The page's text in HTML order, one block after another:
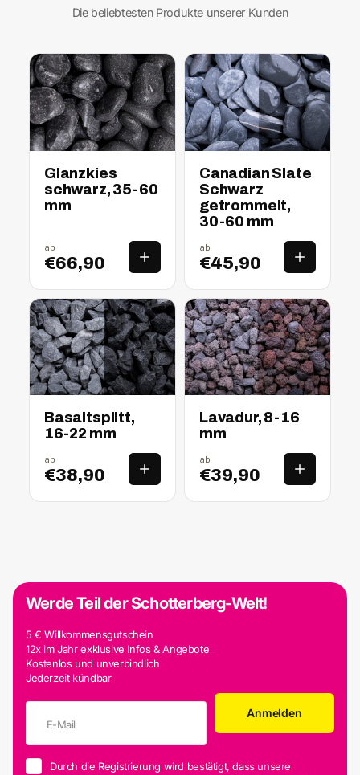
Die beliebtesten Produkte unserer Kunden
nass trocken
Glanzkies
schwarz, 35-60
mm
ab
€66,90
nass trocken
Canadian Slate
Schwarz
getrommelt,
30-60 mm
ab
€45,90
nass trocken
Basaltsplitt,
16-22 mm
ab
€38,90
nass trocken
Lavadur, 8-16
mm
ab
€39,90
Werde Teil der Schotterberg-Welt!
5 € Willkommensgutschein
12x im Jahr exklusive Infos & Angebote
Kostenlos und unverbindlich
Jederzeit kündbar
Anmelden
Durch die Registrierung wird bestätigt, dass unsere